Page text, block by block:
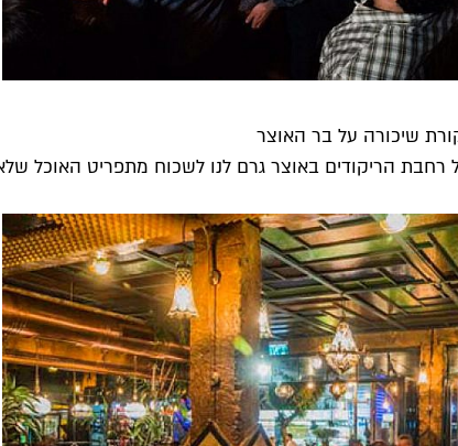
שיכורה על בר האוצר
הריקודים באוצר גרם לנו לשכוח מתפריט האוכל